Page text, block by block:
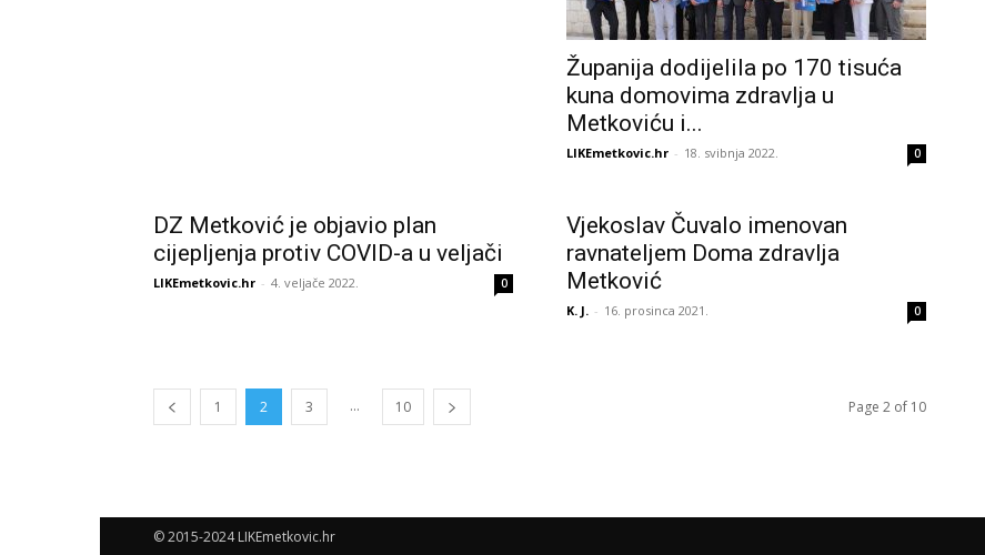
Županija dodijelila po 170 tisuća
kuna domovima zdravlja u
Metkoviću i...
LIKEmetkovic.hr - 18. svibnja 2022. 0
DZ Metković je objavio plan
cijepljenja protiv COVID-a u veljači
LIKEmetkovic.hr - 4. veljače 2022. 0
Vjekoslav Čuvalo imenovan
ravnateljem Doma zdravlja
Metković
K. J. - 16. prosinca 2021. 0
1 2 3 ... 10 Page 2 of 10
© 2015-2024 LIKEmetkovic.hr